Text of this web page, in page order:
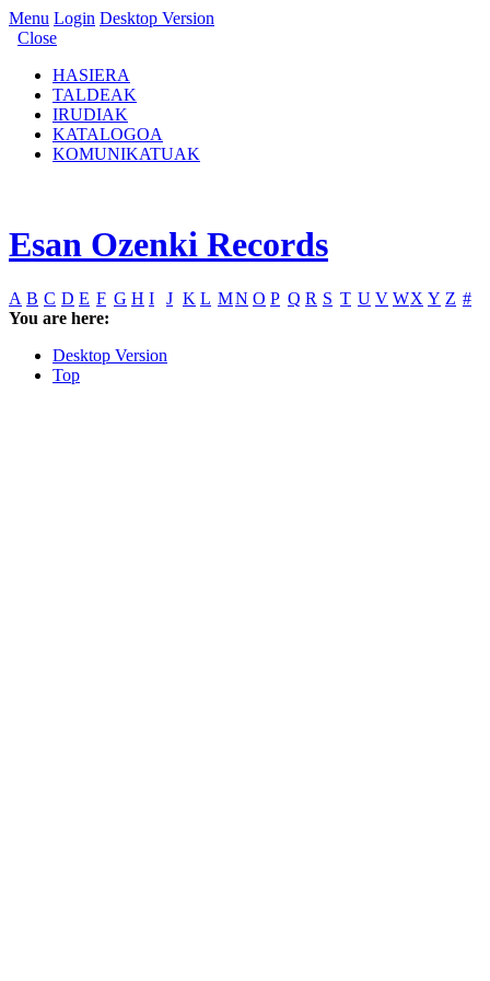
Menu Login Desktop Version
Close
HASIERA
TALDEAK
IRUDIAK
KATALOGOA
KOMUNIKATUAK
Esan Ozenki Records
A B C D E F G H I J K L MN O P Q R S T U V WX Y Z #
You are here:
Desktop Version
Top